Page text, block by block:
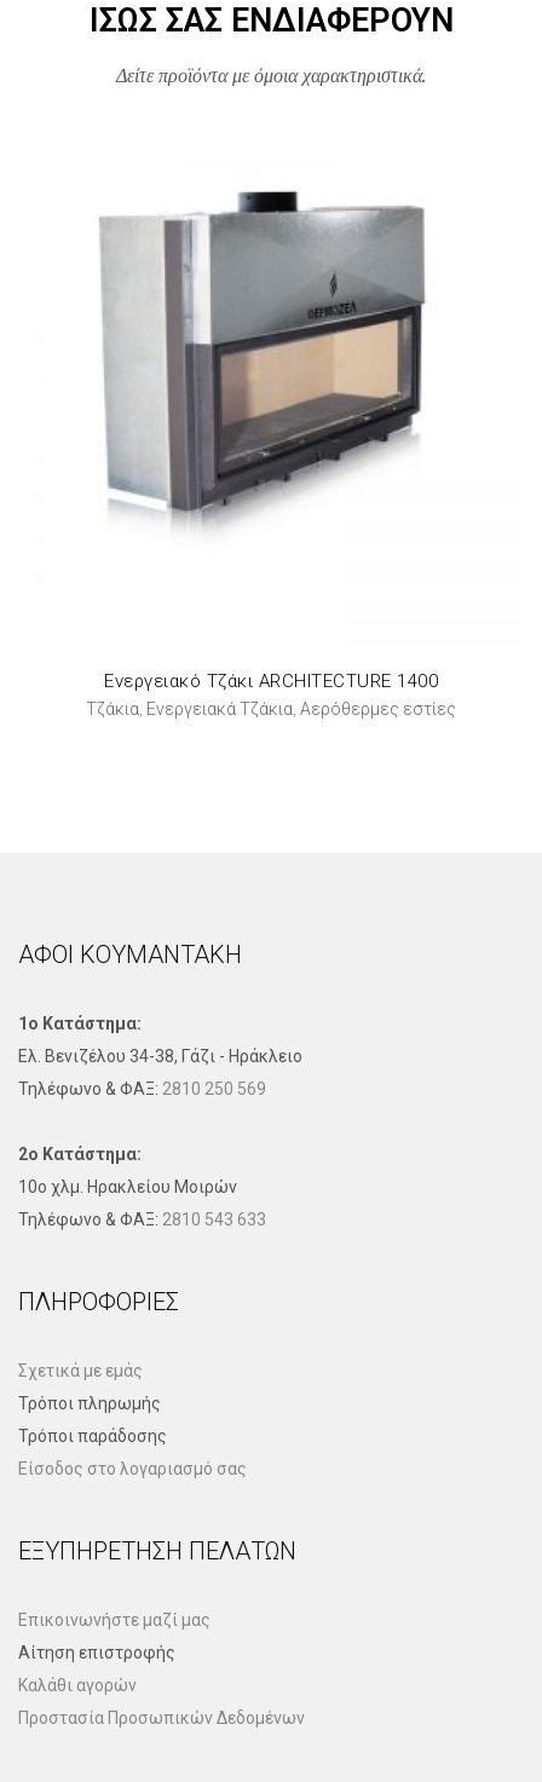
ΊΣΩΣ ΣΑΣ ΕΝΔΙΑΦΈΡΟΥΝ
Δείτε προϊόντα με όμοια χαρακτηριστικά.
Ενεργειακό Τζάκι ARCHITECTURE 1400
Τζάκια, Ενεργειακά Τζάκια, Αερόθερμες εστίες
ΑΦΟΙ ΚΟΥΜΑΝΤΑΚΗ
1ο Κατάστημα:
Ελ. Βενιζέλου 34-38, Γάζι - Ηράκλειο
Τηλέφωνo & ΦΑΞ: 2810 250 569
2ο Κατάστημα:
10ο χλμ. Ηρακλείου Μοιρών
Τηλέφωνo & ΦΑΞ: 2810 543 633
ΠΛΗΡΟΦΟΡΊΕΣ
Σχετικά με εμάς
Τρόποι πληρωμής
Τρόποι παράδοσης
Είσοδος στο λογαριασμό σας
ΕΞΥΠΗΡΈΤΗΣΗ ΠΕΛΑΤΏΝ
Επικοινωνήστε μαζί μας
Αίτηση επιστροφής
Καλάθι αγορών
Προστασία Προσωπικών Δεδομένων